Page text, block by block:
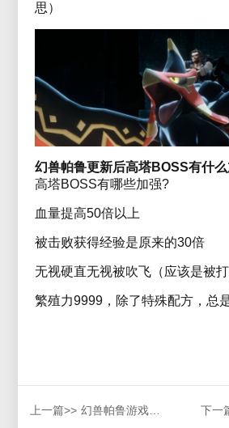
思）
幻兽帕鲁更新后高塔BOSS有什
高塔BOSS有哪些加强?
血量提高50倍以上
被击败获得经验是原来的30倍
无视硬直无视被吹飞（应该是被打
繁殖力9999，除了特殊配方，总
上一篇>> 幻兽帕鲁游戏可以免费玩了，《幻兽帕鲁》空涡龙能做什么工作 下一